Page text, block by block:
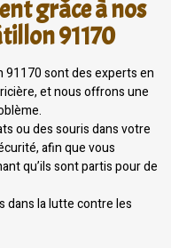
grâce à nos
91170
91170 sont des experts en
et nous offrons une
ou des souris dans votre
afin que vous
qu’ils sont partis pour de
dans la lutte contre les